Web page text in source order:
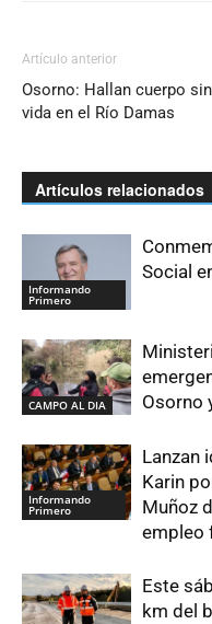
Artículo anterior
Osorno: Hallan cuerpo sin
vida en el Río Damas
Artículos relacionados
Informando
Primero
Social
CAMPO AL DIA
Osorno
Informando
Primero
Lanzan
Karin
Muñoz
empleo
Este
km del